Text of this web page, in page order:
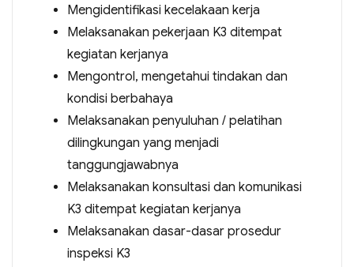
Mengidentifikasi kecelakaan kerja
Melaksanakan pekerjaan K3 ditempat
kegiatan kerjanya
Mengontrol, mengetahui tindakan dan
kondisi berbahaya
Melaksanakan penyuluhan / pelatihan
dilingkungan yang menjadi
tanggungjawabnya
Melaksanakan konsultasi dan komunikasi
K3 ditempat kegiatan kerjanya
Melaksanakan dasar-dasar prosedur
inspeksi K3